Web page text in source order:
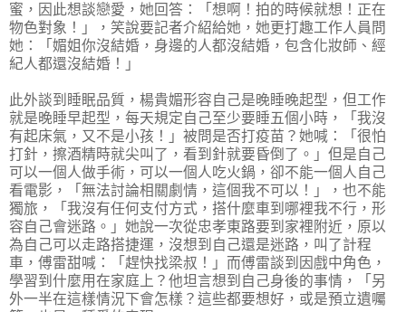
蜜，因此想談戀愛，她回答：「想啊！拍的時候就想！正在
物色對象！」，笑說要記者介紹給她，她更打趣工作人員問
她：「媚姐你沒結婚，身邊的人都沒結婚，包含化妝師、經
紀人都還沒結婚！」
此外談到睡眠品質，楊貴媚形容自己是晚睡晚起型，但工作
就是晚睡早起型，每天規定自己至少要睡五個小時，「我沒
有起床氣，又不是小孩！」被問是否打疫苗？她喊：「很怕
打針，擦酒精時就尖叫了，看到針就要昏倒了。」但是自己
可以一個人做手術，可以一個人吃火鍋，卻不能一個人自己
看電影，「無法討論相關劇情，這個我不可以！」，也不能
獨旅，「我沒有任何支付方式，搭什麼車到哪裡我不行，形
容自己會迷路。」她說一次從忠孝東路要到家裡附近，原以
為自己可以走路搭捷運，沒想到自己還是迷路，叫了計程
車，傅雷甜喊：「趕快找梁叔！」而傅雷談到因戲中角色，
學習到什麼用在家庭上？他坦言想到自己身後的事情，「另
外一半在這樣情況下會怎樣？這些都要想好，或是預立遺囑